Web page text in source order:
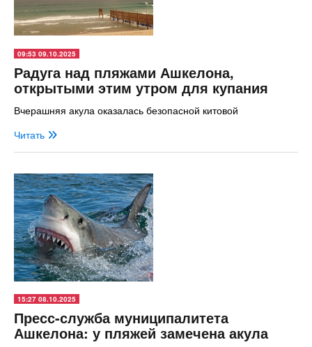
09:53 09.10.2025
Радуга над пляжами Ашкелона,
открытыми этим утром для купания
Вчерашняя акула оказалась безопасной китовой
Читать
15:27 08.10.2025
Пресс-служба муниципалитета
Ашкелона: у пляжей замечена акула